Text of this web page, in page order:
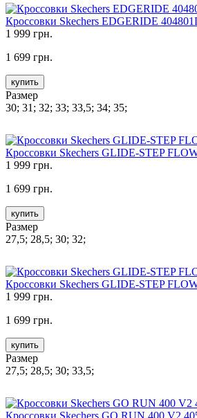
Кроссовки Skechers EDGERIDE
1 999 грн.
1 699 грн.
купить
Размер
30; 31; 32; 33; 33,5; 34; 35;
Кроссовки Skechers GLIDE-STEP
1 999 грн.
1 699 грн.
купить
Размер
27,5; 28,5; 30; 32;
Кроссовки Skechers GLIDE-STEP
1 999 грн.
1 699 грн.
купить
Размер
27,5; 28,5; 30; 33,5;
Кроссовки Skechers GO RUN 400 V2